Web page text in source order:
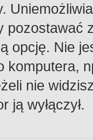
pozostawać
opcję. Nie
komputera,
nie
ją wyłączył.